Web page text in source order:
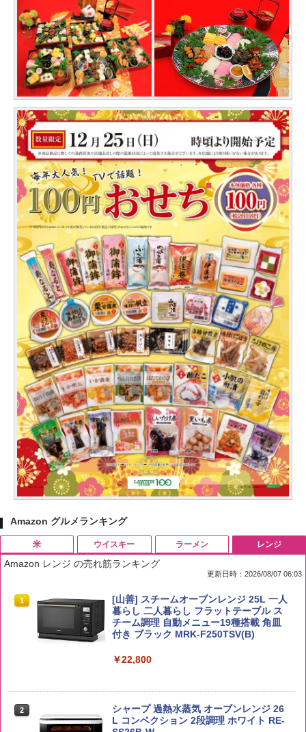
Amazon グルメランキング
米
1 by Amazon 国産ブレンド米 精米 5kg
￥2,650
5kg 長野県産 令和7年産
ウイスキー
1
ブラックニッカ ニッカ Nikka ウィスキ
ー4000ml ブラックニッカクリア ウヰス
キー 【日本 アサヒ ウィスキー】 大容量
お得 4リットル
￥4,356
2
角瓶 2700ml サントリー ウイスキー ハ
イボール 大容量
ラーメン
1
チキンラーメン どんぶり 85g×12個 日清
食品 インスタント カップ麺
￥1,939
麺 小腹 インスタント アウトドアにも ロ
ーリングストック 大人買い おやつカン
レンジ
Amazon レンジ の売れ筋ランキング
更新日時：2026/08/07 06:03
1
[山善] スチームオーブンレンジ 25L 一人
暮らし 二人暮らし フラットテーブル ス
チーム調理 自動メニュー19種搭載 角皿
付き ブラック MRK-F250TSV(B)
￥22,800
2
シャープ 過熱水蒸気 オーブンレンジ 26
L コンベクション 2段調理 ホワイト RE-